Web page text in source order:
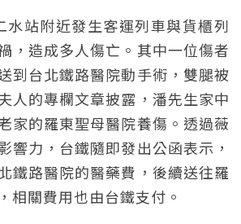
水站附近發生客運列車與貨櫃列
，造成多人傷亡。其中一位傷者
到台北鐵路醫院動手術，雙腿被
人的專欄文章披露，潘先生家中
家的羅東聖母醫院養傷。透過薇
響力，台鐵隨即發出公函表示，
鐵路醫院的醫藥費，後續送往羅
相關費用也由台鐵支付。